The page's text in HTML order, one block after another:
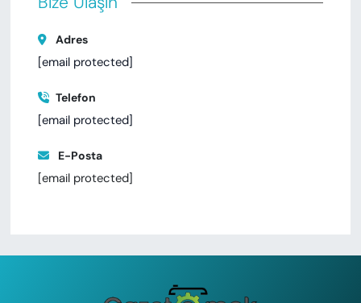
Adres
[email protected]
Telefon
[email protected]
E-Posta
[email protected]